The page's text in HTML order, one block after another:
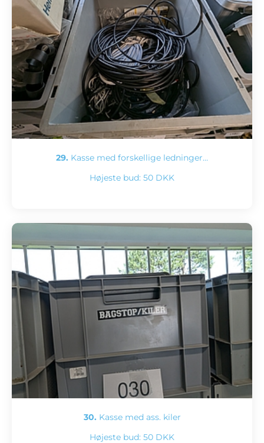
29. Kasse med forskellige ledninger…
Højeste bud: 50 DKK
30. Kasse med ass. kiler
Højeste bud: 50 DKK